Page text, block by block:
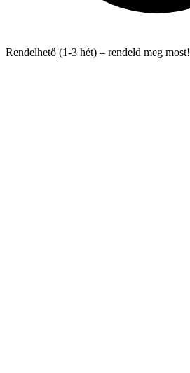
Rendelhető (1-3 hét) – rendeld meg most!